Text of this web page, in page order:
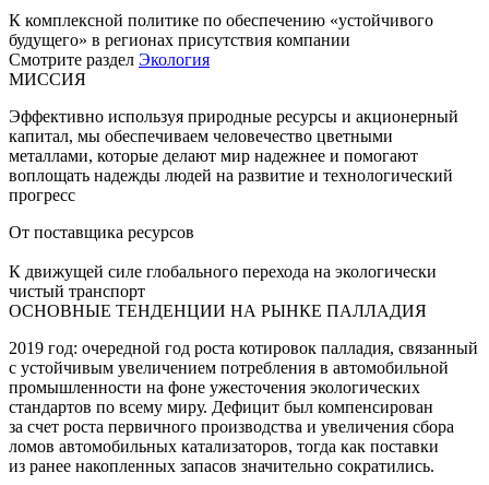
К комплексной политике по обеспечению «устойчивого
будущего» в регионах присутствия компании
Смотрите раздел Экология
МИССИЯ
Эффективно используя природные ресурсы и акционерный
капитал, мы обеспечиваем человечество цветными
металлами, которые делают мир надежнее и помогают
воплощать надежды людей на развитие и технологический
прогресс
От поставщика ресурсов
К движущей силе глобального перехода на экологически
чистый транспорт
ОСНОВНЫЕ ТЕНДЕНЦИИ НА РЫНКЕ ПАЛЛАДИЯ
2019 год: очередной год роста котировок палладия, связанный
с устойчивым увеличением потребления в автомобильной
промышленности на фоне ужесточения экологических
стандартов по всему миру. Дефицит был компенсирован
за счет роста первичного производства и увеличения сбора
ломов автомобильных катализаторов, тогда как поставки
из ранее накопленных запасов значительно сократились.